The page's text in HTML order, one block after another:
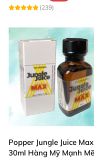
(239)
Popper Jungle Juice Max
30ml Hàng Mỹ Mạnh Mẽ